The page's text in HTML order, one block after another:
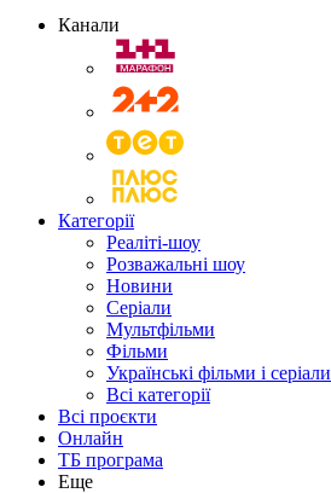
Канали
Категорії
Реаліті-шоу
Розважальні шоу
Новини
Серіали
Мультфільми
Фільми
Українські фільми і серіали
Всі категорії
Всі проєкти
Онлайн
ТБ програма
Еще